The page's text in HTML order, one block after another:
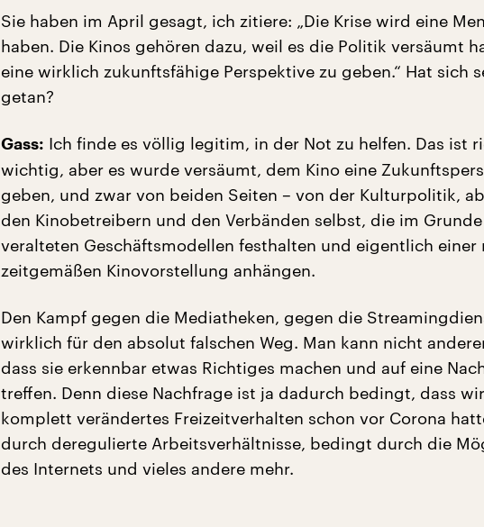
Sie haben im April gesagt, ich zitiere: „Die Krise wird eine
haben. Die Kinos gehören dazu, weil es die Politik versäumt
eine wirklich zukunftsfähige Perspektive zu geben.“ Hat sich
getan?
Gass: Ich finde es völlig legitim, in der Not zu helfen. Das ist
wichtig, aber es wurde versäumt, dem Kino eine
geben, und zwar von beiden Seiten – von der Kulturpolitik,
den Kinobetreibern und den Verbänden selbst, die im Grunde
veralteten Geschäftsmodellen festhalten und eigentlich einer
zeitgemäßen Kinovorstellung anhängen.
Den Kampf gegen die Mediatheken, gegen die
wirklich für den absolut falschen Weg. Man kann nicht
dass sie erkennbar etwas Richtiges machen und auf eine
treffen. Denn diese Nachfrage ist ja dadurch bedingt, dass
komplett verändertes Freizeitverhalten schon vor Corona
durch deregulierte Arbeitsverhältnisse, bedingt durch die
des Internets und vieles andere mehr.